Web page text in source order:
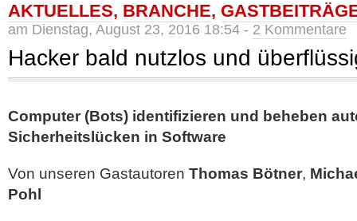
AKTUELLES, BRANCHE,
am Dienstag, August 23, 2016 18:54 - 2 Kommentare
Hacker bald nutzlos und
Computer (Bots) identifizieren und beheben
Sicherheitslücken in Software
Von unseren Gastautoren Thomas Bötner,
Pohl